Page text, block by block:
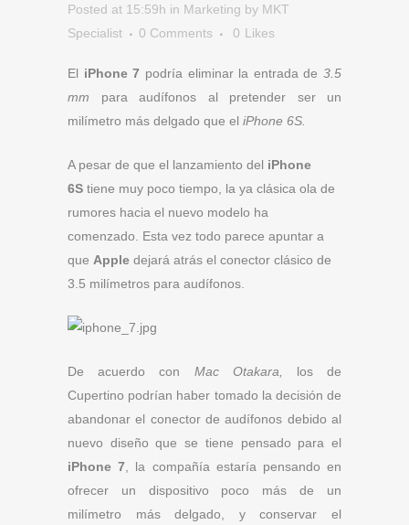
Posted at 15:59h in Marketing by MKT
Specialist
0 Comments 0 Likes
El iPhone 7 podría eliminar la entrada de 3.5
mm para audífonos al pretender ser un
milímetro más delgado que el iPhone 6S.
A pesar de que el lanzamiento del iPhone
6S tiene muy poco tiempo, la ya clásica ola de
rumores hacia el nuevo modelo ha
comenzado. Esta vez todo parece apuntar a
que Apple dejará atrás el conector clásico de
3.5 milímetros para audífonos.
De acuerdo con Mac Otakara,
los de
Cupertino podrían haber tomado la decisión de
abandonar el conector de audífonos debido al
nuevo diseño que se tiene pensado para el
iPhone 7 , la compañía estaría pensando en
ofrecer un dispositivo poco más de un
milímetro más delgado, y conservar el